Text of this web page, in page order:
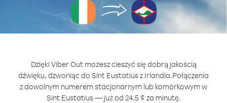
Dzięki Viber Out możesz cieszyć się dobrą jakością
dźwięku, dzwoniąc do Sint Eustatius z Irlandia.Połączenia
z dowolnym numerem stacjonarnym lub komórkowym w
Sint Eustatius — już od 24.5 ¢ za minutę.